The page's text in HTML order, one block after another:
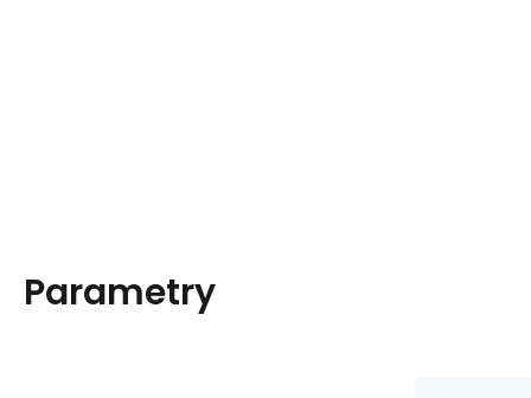
Parametry